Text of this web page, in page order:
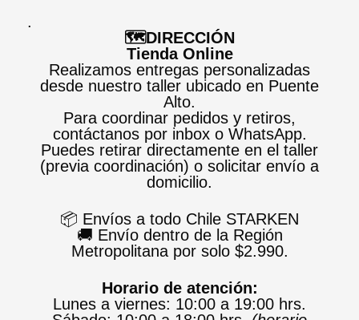
.
🗺️DIRECCIÓN
Tienda Online
Realizamos entregas personalizadas
desde nuestro taller ubicado en Puente
Alto.
Para coordinar pedidos y retiros,
contáctanos por inbox o WhatsApp.
Puedes retirar directamente en el taller
(previa coordinación) o solicitar envío a
domicilio.
📦 Envíos a todo Chile STARKEN
🚚 Envío dentro de la Región
Metropolitana por solo $2.990.
Horario de atención:
Lunes a viernes: 10:00 a 19:00 hrs.